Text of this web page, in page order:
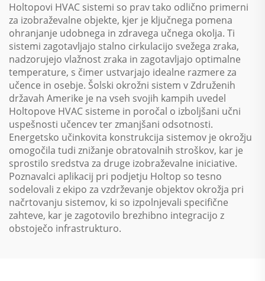
Holtopovi HVAC sistemi so prav tako odlično primerni
za izobraževalne objekte, kjer je ključnega pomena
ohranjanje udobnega in zdravega učnega okolja. Ti
sistemi zagotavljajo stalno cirkulacijo svežega zraka,
nadzorujejo vlažnost zraka in zagotavljajo optimalne
temperature, s čimer ustvarjajo idealne razmere za
učence in osebje. Šolski okrožni sistem v Združenih
državah Amerike je na vseh svojih kampih uvedel
Holtopove HVAC sisteme in poročal o izboljšani učni
uspešnosti učencev ter zmanjšani odsotnosti.
Energetsko učinkovita konstrukcija sistemov je okrožju
omogočila tudi znižanje obratovalnih stroškov, kar je
sprostilo sredstva za druge izobraževalne iniciative.
Poznavalci aplikacij pri podjetju Holtop so tesno
sodelovali z ekipo za vzdrževanje objektov okrožja pri
načrtovanju sistemov, ki so izpolnjevali specifične
zahteve, kar je zagotovilo brezhibno integracijo z
obstoječo infrastrukturo.